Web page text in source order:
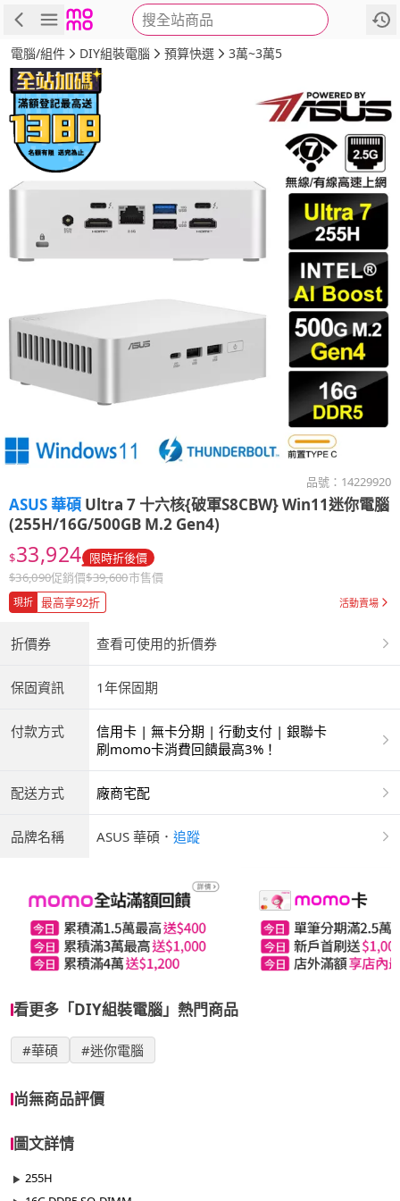
搜全站商品
商品 評價 詳情
電腦/組件 DIY組裝電腦 預算快選 3萬~3萬5
品號： 14229920
ASUS 華碩 Ultra 7 十六核{破軍S8CBW} Win11迷你電腦
(255H/16G/500GB M.2 Gen4)
$33,924 限時折後價
$36,090促銷價$39,600市售價
現折 最高享92折 活動賣場
折價券 查看可使用的折價券
保固資訊 1年保固期
付款方式
信用卡 | 無卡分期 | 行動支付 | 銀聯卡
刷momo卡消費回饋最高3%！
配送方式 廠商宅配
品牌名稱 ASUS 華碩 ． 追蹤
看更多「DIY組裝電腦」熱門商品
#華碩 #迷你電腦
尚無商品評價
圖文詳情
255H